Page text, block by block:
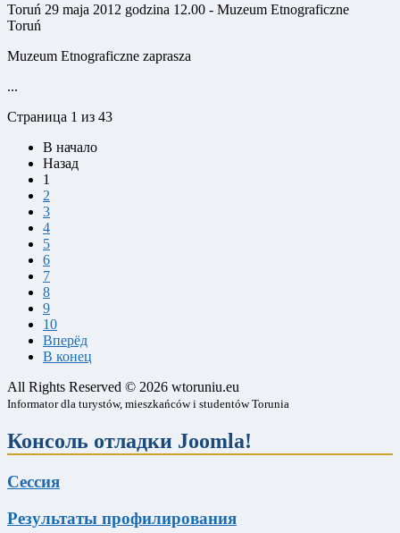
Toruń 29 maja 2012 godzina 12.00 - Muzeum Etnograficzne
Toruń
Muzeum Etnograficzne zaprasza
...
Страница 1 из 43
В начало
Назад
1
2
3
4
5
6
7
8
9
10
Вперёд
В конец
All Rights Reserved © 2026 wtoruniu.eu
Informator dla turystów, mieszkańców i studentów Torunia
Консоль отладки Joomla!
Сессия
Результаты профилирования